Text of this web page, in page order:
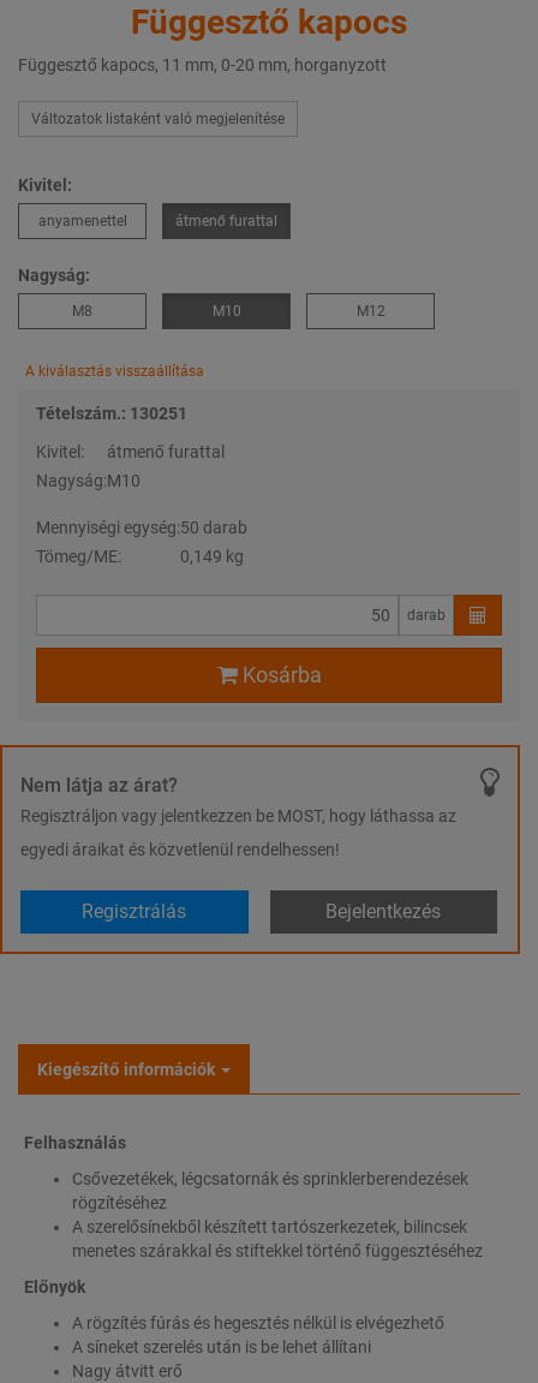
Függesztő kapocs
Függesztő kapocs, 11 mm, 0-20 mm, horganyzott
Változatok listaként való megjelenítése
Kivitel:
anyamenettel átmenő furattal
Nagyság:
M8 M10 M12
A kiválasztás visszaállítása
Tételszám.: 130251
Kivitel:
átmenő furattal
Nagyság:M10
Mennyiségi egység:50 darab
Tömeg/ME:
0,149 kg
darab
Kosárba
Nem látja az árat?
Regisztráljon vagy jelentkezzen be MOST, hogy láthassa az
egyedi áraikat és közvetlenül rendelhessen!
Regisztrálás Bejelentkezés
Kiegészítő információk
Felhasználás
Csővezetékek, légcsatornák és sprinklerberendezések
rögzítéséhez
A szerelősínekből készített tartószerkezetek, bilincsek
menetes szárakkal és stiftekkel történő függesztéséhez
Előnyök
A rögzítés fúrás és hegesztés nélkül is elvégezhető
A síneket szerelés után is be lehet állítani
Nagy átvitt erő